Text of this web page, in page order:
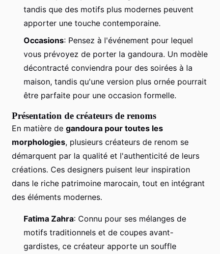
tandis que des motifs plus modernes peuvent
apporter une touche contemporaine.
Occasions: Pensez à l'événement pour lequel
vous prévoyez de porter la gandoura. Un modèle
décontracté conviendra pour des soirées à la
maison, tandis qu'une version plus ornée pourrait
être parfaite pour une occasion formelle.
Présentation de créateurs de renoms
En matière de gandoura pour toutes les
morphologies, plusieurs créateurs de renom se
démarquent par la qualité et l'authenticité de leurs
créations. Ces designers puisent leur inspiration
dans le riche patrimoine marocain, tout en intégrant
des éléments modernes.
Fatima Zahra: Connu pour ses mélanges de
motifs traditionnels et de coupes avant-
gardistes, ce créateur apporte un souffle